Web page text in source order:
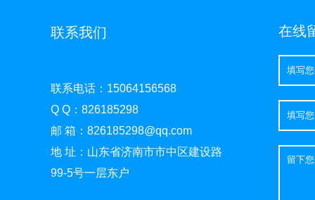
联系我们
联系电话：15064156568
Q Q：826185298
邮 箱：826185298@qq.com
地 址：山东省济南市市中区建设路
99-5号一层东户
在线